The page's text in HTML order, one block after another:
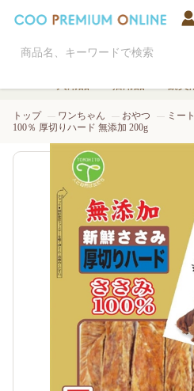
トップ ワンちゃん おやつ ミート
100％ 厚切りハード 無添加 200g